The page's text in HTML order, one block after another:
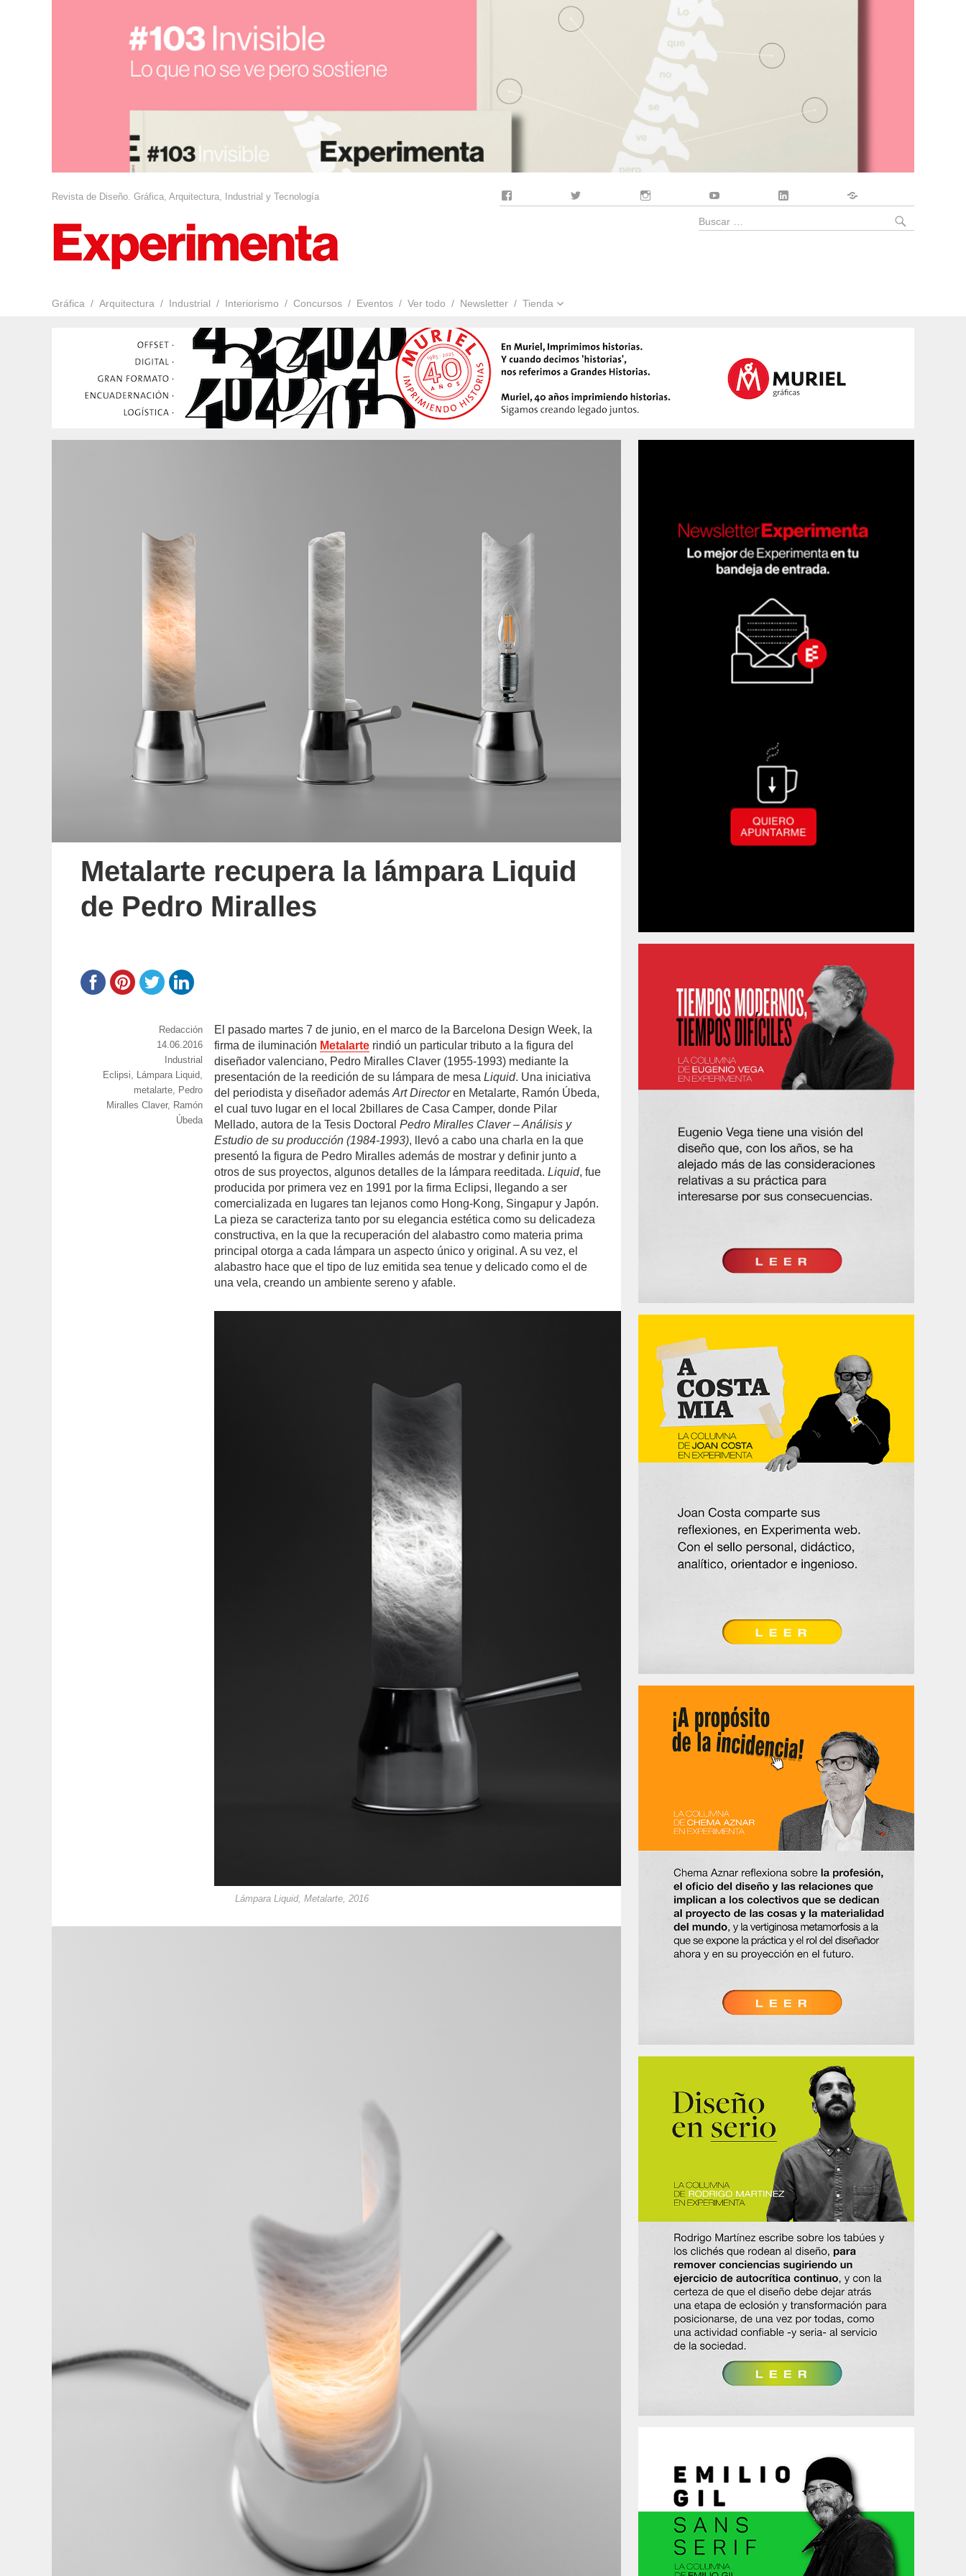
Revista de Diseño. Gráfica, Arquitectura, Industrial y Tecnología
Gráfica Arquitectura Industrial Interiorismo Concursos Eventos Ver todo Newsletter Tienda
Buscar
Metalarte recupera la lámpara Liquid
de Pedro Miralles
El pasado martes 7 de junio, en el marco de la Barcelona Design Week, la
firma de iluminación Metalarte rindió un particular tributo a la figura del
diseñador valenciano, Pedro Miralles Claver (1955-1993) mediante la
presentación de la reedición de su lámpara de mesaLiquid. Una iniciativa
del periodista y diseñador ademásArt Directoren Metalarte, Ramón Úbeda,
el cual tuvo lugar en el local 2billares de Casa Camper, donde Pilar
Mellado, autora de la Tesis DoctoralPedro Miralles Claver – Análisis y
Estudio de su producción (1984-1993), llevó a cabo una charla en la que
presentó la figura de Pedro Miralles además de mostrar y definir junto a
otros de sus proyectos, algunos detalles de la lámpara reeditada.Liquid, fue
producida por primera vez en 1991 por la firma Eclipsi, llegando a ser
comercializada en lugares tan lejanos como Hong-Kong, Singapur y Japón.
La pieza se caracteriza tanto por su elegancia estética como su delicadeza
constructiva, en la que la recuperación del alabastro como materia prima
principal otorga a cada lámpara un aspecto único y original. A su vez, el
alabastro hace que el tipo de luz emitida sea tenue y delicado como el de
una vela, creando un ambiente sereno y afable.
Lámpara Liquid, Metalarte, 2016
https://www.experimenta.es/author/redaccion/
Redacción
Publicado
14.06.2016
Categorías
Industrial
Etiquetas
Eclipsi, Lámpara Liquid,
metalarte, Pedro
Miralles Claver, Ramón
Úbeda